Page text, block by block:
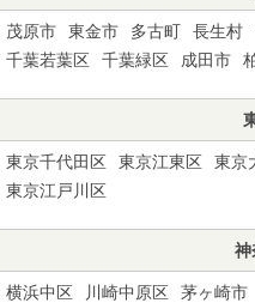
茂原市 東金市 多古町 長生村
千葉若葉区
千葉緑区 成田市
東京千代田区 東京江東区 東京
東京江戸川区
神
横浜中区 川崎中原区 茅ヶ崎市